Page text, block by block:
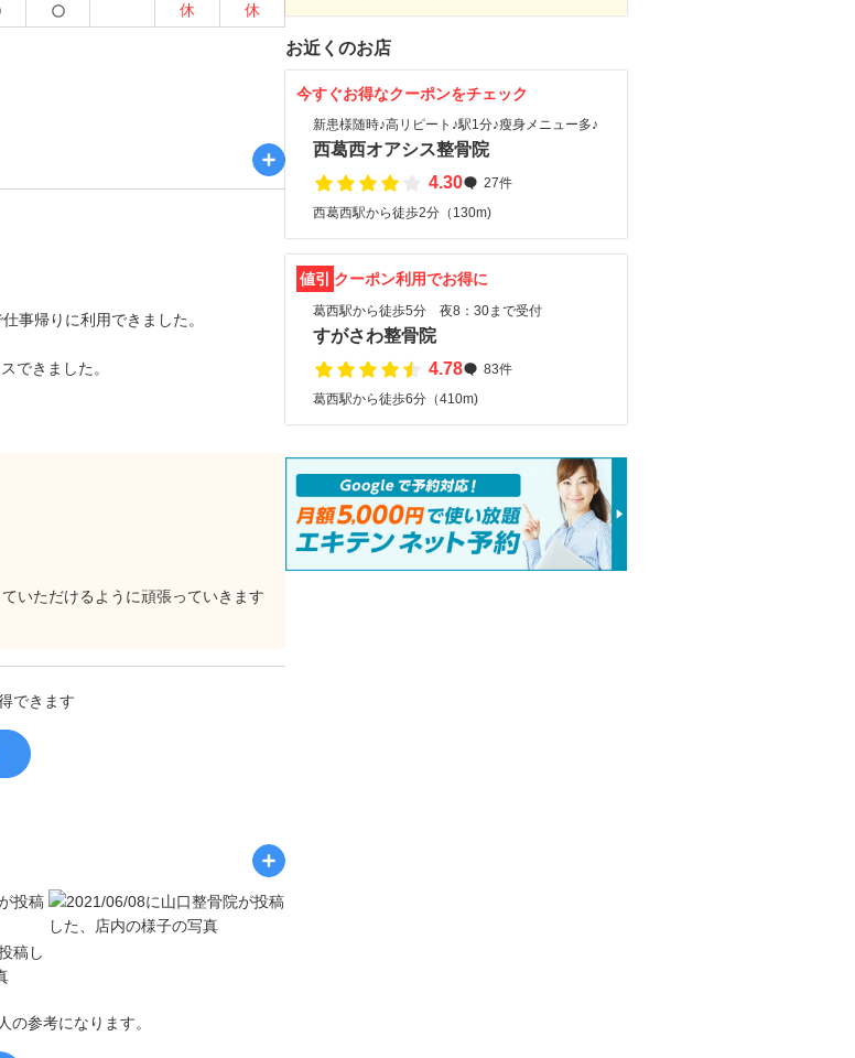
休 休
事帰りに利用できました。
できました。
いただけるように頑張っていきます
できます
の参考になります。
お近くのお店
今すぐお得なクーポンをチェック
新患様随時♪高リピート♪駅1分♪瘦身メニュー多♪
西葛西オアシス整骨院
4.30
27件
西葛西駅から徒歩2分（130m)
値引 クーポン利用でお得に
葛西駅から徒歩5分 夜8：30まで受付
すがさわ整骨院
4.78
83件
葛西駅から徒歩6分（410m)